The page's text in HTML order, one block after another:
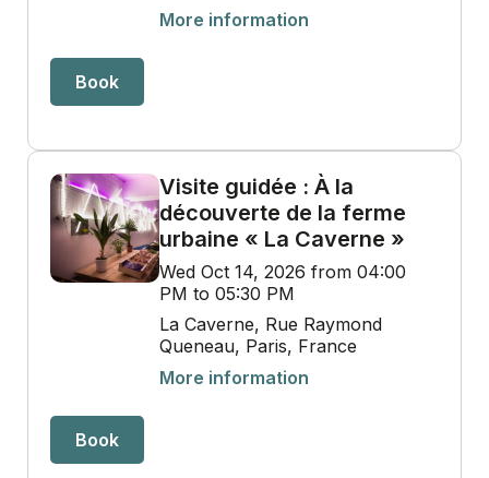
More information
Book
Visite guidée : À la
découverte de la ferme
urbaine « La Caverne »
Wed Oct 14, 2026 from 04:00
PM to 05:30 PM
La Caverne, Rue Raymond
Queneau, Paris, France
More information
Book